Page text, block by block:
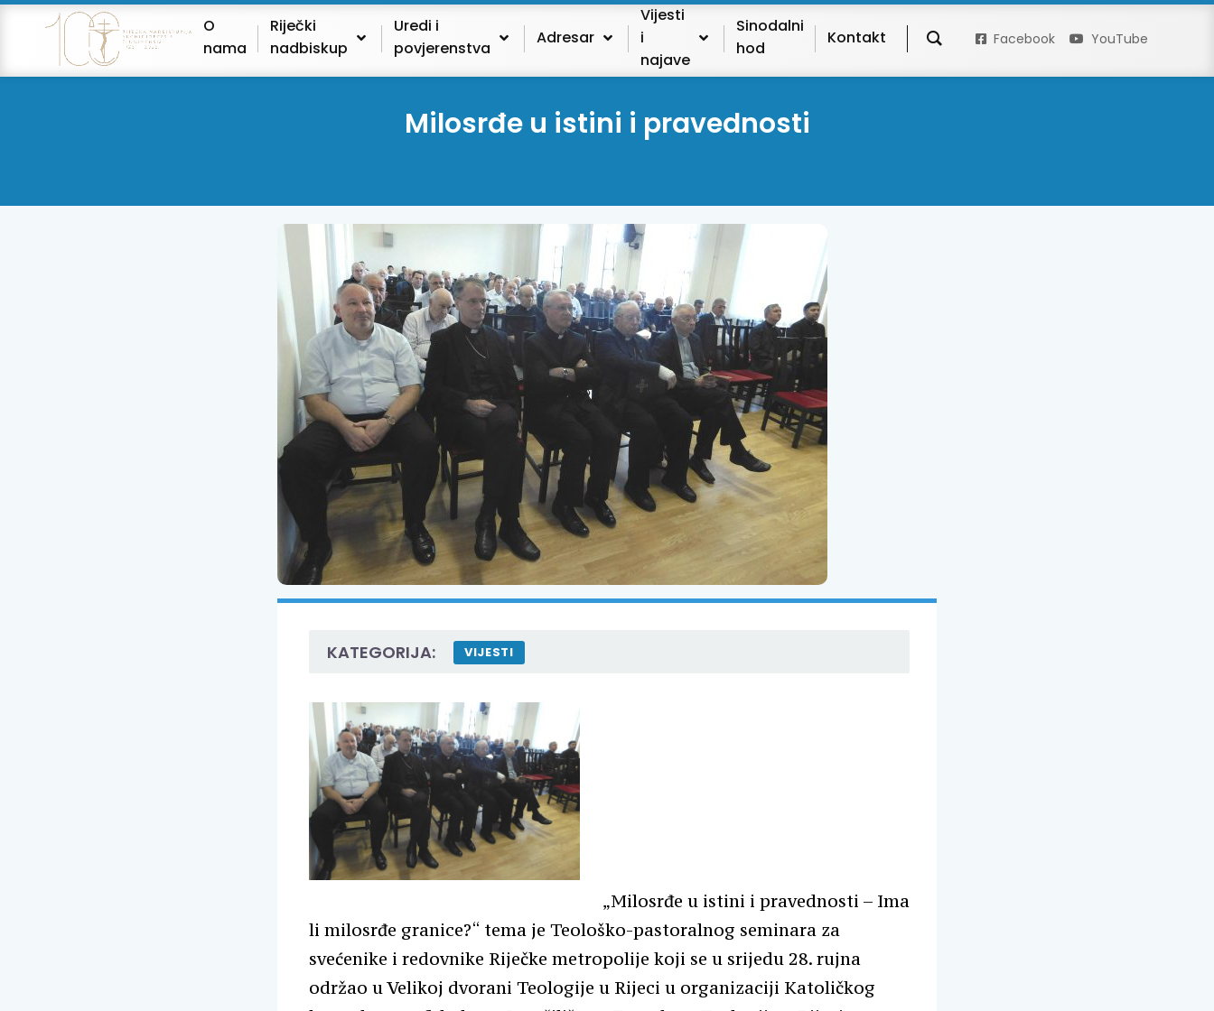
O
nama
Riječki
nadbiskup
Uredi i
povjerenstva
Adresar
Vijesti
i
najave
Sinodalni
hod
Kontakt Facebook YouTube
Milosrđe u istini i pravednosti
KATEGORIJA: VIJESTI
„Milosrđe u istini i pravednosti – Ima
li milosrđe granice?“ tema je Teološko-pastoralnog seminara za
svećenike i redovnike Riječke metropolije koji se u srijedu 28. rujna
održao u Velikoj dvorani Teologije u Rijeci u organizaciji Katoličkog